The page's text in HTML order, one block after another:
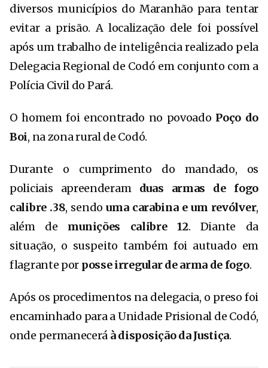
diversos municípios do Maranhão para tentar
evitar a prisão. A localização dele foi possível
após um trabalho de inteligência realizado pela
Delegacia Regional de Codó em conjunto com a
Polícia Civil do Pará.
O homem foi encontrado no povoado Poço do
Boi, na zona rural de Codó.
Durante o cumprimento do mandado, os
policiais apreenderam duas armas de fogo
calibre .38, sendouma carabina e um revólver,
além de munições calibre 12. Diante da
situação, o suspeito também foi autuado em
flagrante por posse irregular de arma de fogo.
Após os procedimentos na delegacia, o preso foi
encaminhado para a Unidade Prisional de Codó,
onde permanecerá à disposição da Justiça.